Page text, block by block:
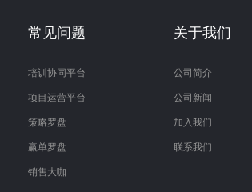
常见问题
培训协同平台
项目运营平台
策略罗盘
赢单罗盘
销售大咖
关于我们
公司简介
公司新闻
加入我们
联系我们